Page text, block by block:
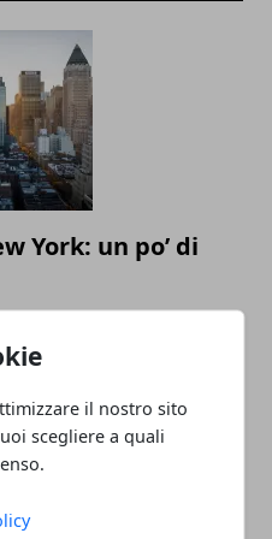
il nostro sito
scegliere a quali
York: un po’ di